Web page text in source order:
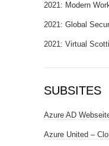
2021: Modern
2021: Global
2021: Virtual
SUBSITES
Azure AD
Azure United –